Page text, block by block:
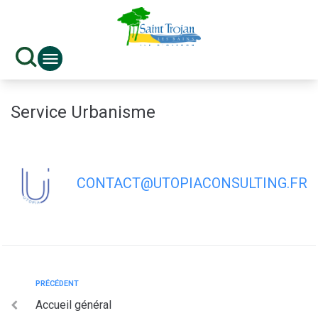
Service Urbanisme
CONTACT@UTOPIACONSULTING.FR
PRÉCÉDENT
Accueil général